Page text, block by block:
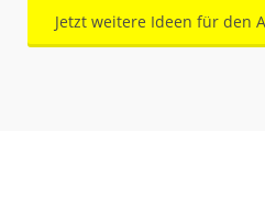
Jetzt weitere Ideen für den